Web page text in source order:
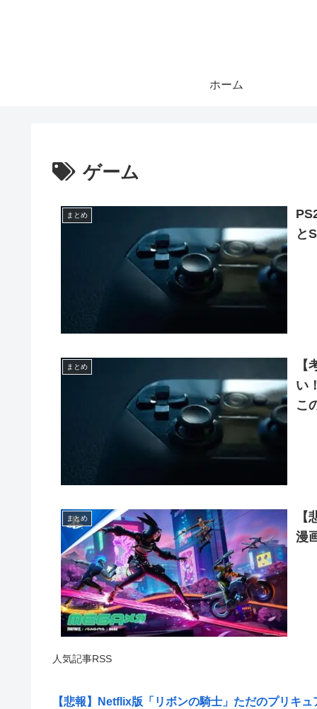
ホーム
ゲーム
まとめ
と
まとめ
い
こ
まとめ
漫
人気記事RSS
【悲報】Netflix版「リボンの騎士」ただのプリキュ